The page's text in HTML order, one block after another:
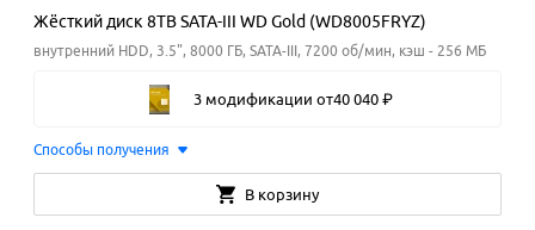
Жёсткий диск 8TB SATA-III WD Gold (WD8005FRYZ)
внутренний HDD, 3.5", 8000 ГБ, SATA-III, 7200 об/мин, кэш - 256 МБ
3 модификации от40 040 ₽
Способы получения
В корзину